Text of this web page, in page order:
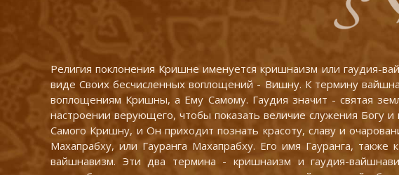
Религия поклонения Кришне именуется кришнаизм или гаудия-
виде Своих бесчисленных воплощений - Вишну. К термину
воплощениям Кришны, а Ему Самому. Гаудия значит - святая
настроении верующего, чтобы показать величие служения Богу
Самого Кришну, и Он приходит познать красоту, славу и
Махапрабху, или Гауранга Махапрабху. Его имя Гауранга,
вайшнавизм. Эти два термина - кришнаизм и гаудия-